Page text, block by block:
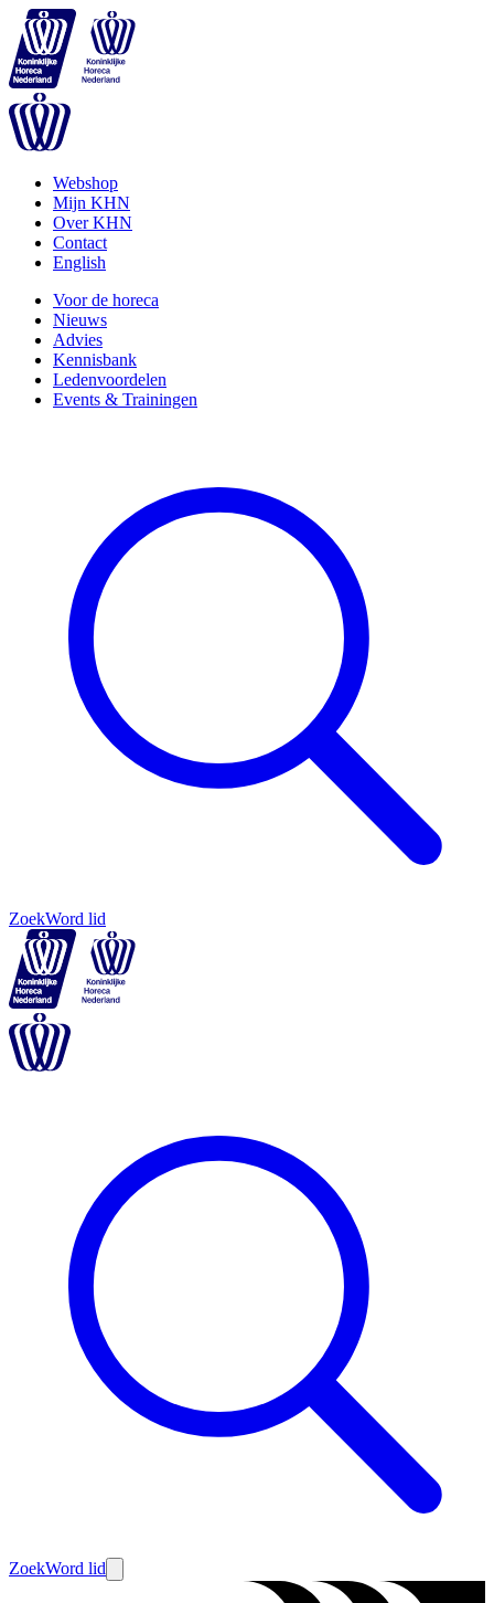
Webshop
Mijn KHN
Over KHN
Contact
English
Voor de horeca
Nieuws
Advies
Kennisbank
Ledenvoordelen
Events & Trainingen
ZoekWord lid
ZoekWord lid